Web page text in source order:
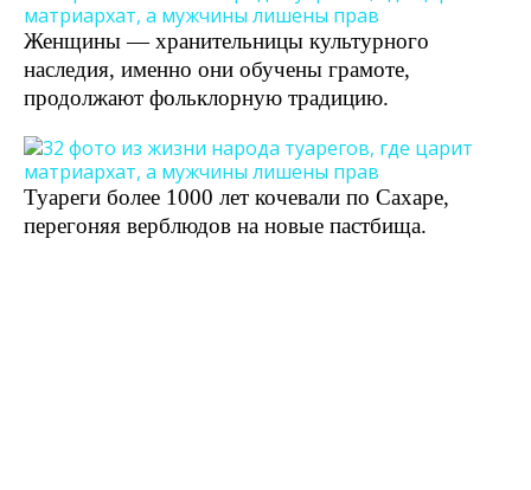
Женщины — хранительницы культурного
наследия, именно они обучены грамоте,
продолжают фольклорную традицию.
Туареги более 1000 лет кочевали по Сахаре,
перегоняя верблюдов на новые пастбища.